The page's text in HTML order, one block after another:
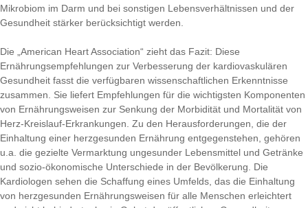
Mikrobiom im Darm und bei sonstigen Lebensverhältnissen und der
Gesundheit stärker berücksichtigt werden.
Die „American Heart Association“ zieht das Fazit: Diese
Ernährungsempfehlungen zur Verbesserung der kardiovaskulären
Gesundheit fasst die verfügbaren wissenschaftlichen Erkenntnisse
zusammen. Sie liefert Empfehlungen für die wichtigsten Komponenten
von Ernährungsweisen zur Senkung der Morbidität und Mortalität von
Herz-Kreislauf-Erkrankungen. Zu den Herausforderungen, die der
Einhaltung einer herzgesunden Ernährung entgegenstehen, gehören
u.a. die gezielte Vermarktung ungesunder Lebensmittel und Getränke
und sozio-ökonomische Unterschiede in der Bevölkerung. Die
Kardiologen sehen die Schaffung eines Umfelds, das die Einhaltung
von herzgesunden Ernährungsweisen für alle Menschen erleichtert